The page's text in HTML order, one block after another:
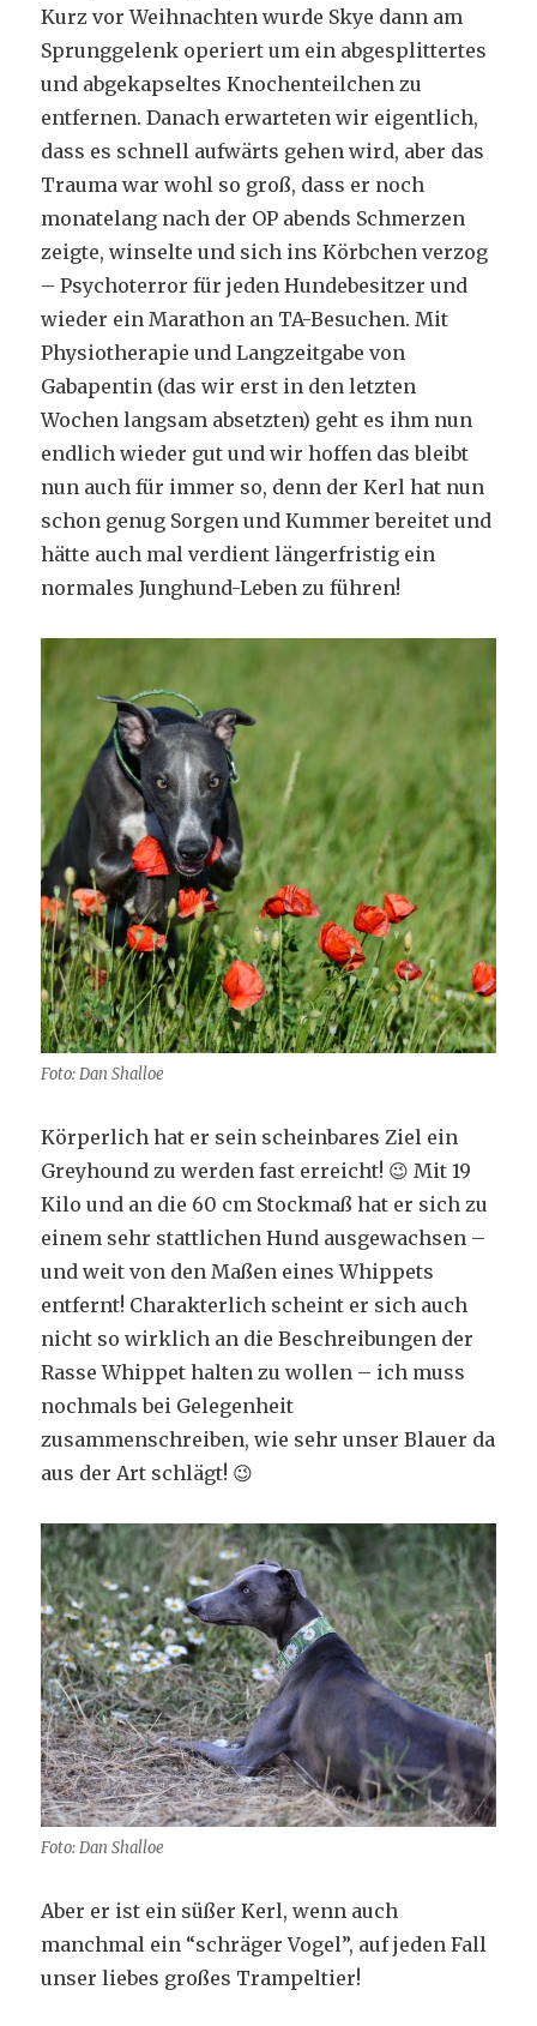
Kurz vor Weihnachten wurde Skye dann am
Sprunggelenk operiert um ein abgesplittertes
und abgekapseltes Knochenteilchen zu
entfernen. Danach erwarteten wir eigentlich,
dass es schnell aufwärts gehen wird, aber das
Trauma war wohl so groß, dass er noch
monatelang nach der OP abends Schmerzen
zeigte, winselte und sich ins Körbchen verzog
– Psychoterror für jeden Hundebesitzer und
wieder ein Marathon an TA-Besuchen. Mit
Physiotherapie und Langzeitgabe von
Gabapentin (das wir erst in den letzten
Wochen langsam absetzten) geht es ihm nun
endlich wieder gut und wir hoffen das bleibt
nun auch für immer so, denn der Kerl hat nun
schon genug Sorgen und Kummer bereitet und
hätte auch mal verdient längerfristig ein
normales Junghund-Leben zu führen!
Foto: Dan Shalloe
Körperlich hat er sein scheinbares Ziel ein
Greyhound zu werden fast erreicht! 😉 Mit 19
Kilo und an die 60 cm Stockmaß hat er sich zu
einem sehr stattlichen Hund ausgewachsen –
und weit von den Maßen eines Whippets
entfernt! Charakterlich scheint er sich auch
nicht so wirklich an die Beschreibungen der
Rasse Whippet halten zu wollen – ich muss
nochmals bei Gelegenheit
zusammenschreiben, wie sehr unser Blauer da
aus der Art schlägt! 😉
Foto: Dan Shalloe
Aber er ist ein süßer Kerl, wenn auch
manchmal ein “schräger Vogel”, auf jeden Fall
unser liebes großes Trampeltier!